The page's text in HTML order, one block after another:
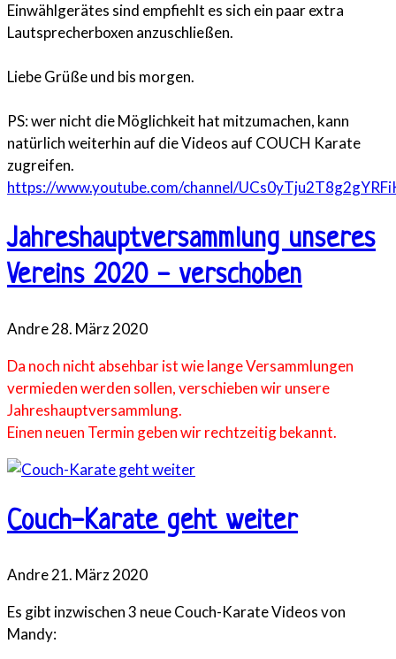
Einwählgerätes sind empfiehlt es sich ein paar extra
Lautsprecherboxen anzuschließen.
Liebe Grüße und bis morgen.
PS: wer nicht die Möglichkeit hat mitzumachen, kann
natürlich weiterhin auf die Videos auf COUCH Karate
zugreifen.
https://www.youtube.com/channel/
Jahreshauptversammlung unseres
Vereins 2020 - verschoben
Andre28. März 2020
Da noch nicht absehbar ist wie lange Versammlungen
vermieden werden sollen, verschieben wir unsere
Jahreshauptversammlung.
Einen neuen Termin geben wir rechtzeitig bekannt.
Couch-Karate geht weiter
Andre21. März 2020
Es gibt inzwischen 3 neue Couch-Karate Videos von
Mandy: